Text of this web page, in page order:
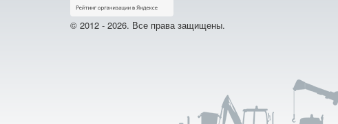
© 2012 - 2026. Все права защищены.